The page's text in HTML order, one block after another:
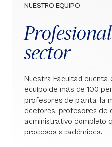
NUESTRO EQUIPO
sector
Nuestra Facultad cuenta
equipo de más de 100
profesores de planta, la
doctores, profesores de
administrativo completo
procesos académicos.